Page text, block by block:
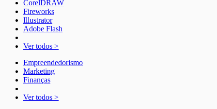
CorelDRAW
Fireworks
Illustrator
Adobe Flash
Ver todos >
Empreendedorismo
Marketing
Finanças
Ver todos >